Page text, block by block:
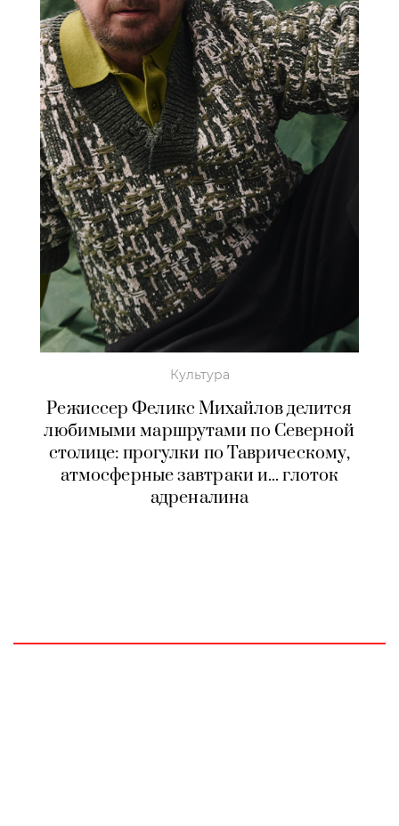
Культура
Режиссер Феликс Михайлов делится
любимыми маршрутами по Северной
столице: прогулки по Таврическому,
атмосферные завтраки и... глоток
адреналина